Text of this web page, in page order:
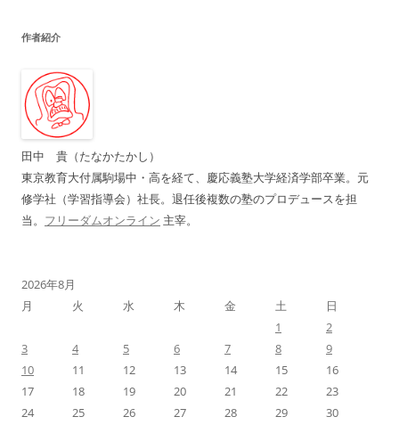
ビ
ー
シ
ン
作者紹介
田中 貴（たなかたかし）
東京教育大付属駒場中・高を経て、慶応義塾大学経済学部卒業。元
修学社（学習指導会）社長。退任後複数の塾のプロデュースを担
当。 フリーダムオンライン 主宰。
2026年8月
月
火 水 木 金 土
日
1
2
3
4 5 6 7 8
9
10
11 12 13 14 15
16
17
18 19 20 21 22
23
24
25 26 27 28 29
30